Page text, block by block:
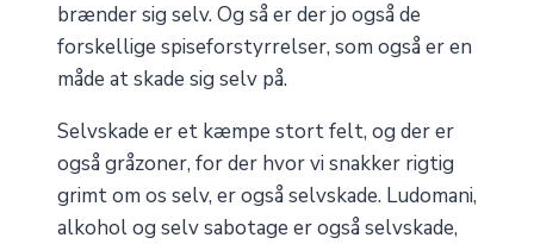
brænder sig selv. Og så er der jo også de
forskellige spiseforstyrrelser, som også er en
måde at skade sig selv på.
Selvskade er et kæmpe stort felt, og der er
også gråzoner, for der hvor vi snakker rigtig
grimt om os selv, er også selvskade. Ludomani,
alkohol og selv sabotage er også selvskade,